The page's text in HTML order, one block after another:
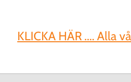
KLICKA HÄR .... Alla